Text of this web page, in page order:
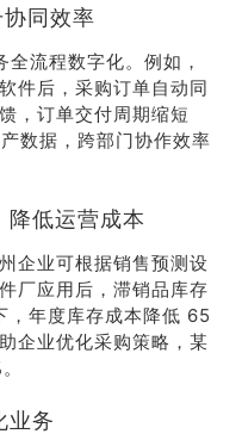
同效率
流程数字化。例如，
件后，采购订单自动同
，订单交付周期缩短
数据，跨部门协作效率
低运营成本
企业可根据销售预测设
厂应用后，滞销品库存
年度库存成本降低 65
企业优化采购策略，某
业务